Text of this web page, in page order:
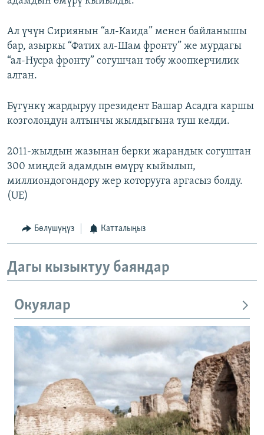
Ал үчүн Сириянын “ал-Каида” менен байланышы
бар, азыркы “Фатих ал-Шам фронту” же мурдагы
“ал-Нусра фронту” согушчан тобу жоопкерчилик
алган.
Бүгүнкү жардыруу президент Башар Асадга каршы
козголоңдун алтынчы жылдыгына туш келди.
2011-жылдын жазынан берки жарандык согуштан
300 миңдей адамдын өмүрү кыйылып,
миллиондогондору жер которууга аргасыз болду.
(UE)
Бөлүшүңүз Катталыңыз
Дагы кызыктуу баяндар
Окуялар